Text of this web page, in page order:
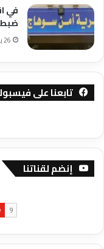
ضبط
26 يوليو، 2026
تابعنا على
إنضم لقناتنا